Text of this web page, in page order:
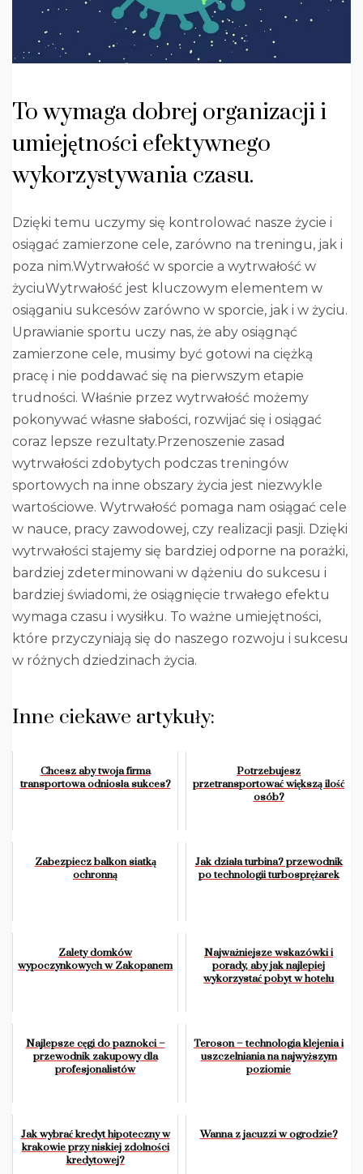
To wymaga dobrej organizacji i
umiejętności efektywnego
wykorzystywania czasu.
Dzięki temu uczymy się kontrolować nasze życie i
osiągać zamierzone cele, zarówno na treningu, jak i
poza nim.Wytrwałość w sporcie a wytrwałość w
życiuWytrwałość jest kluczowym elementem w
osiąganiu sukcesów zarówno w sporcie, jak i w życiu.
Uprawianie sportu uczy nas, że aby osiągnąć
zamierzone cele, musimy być gotowi na ciężką
pracę i nie poddawać się na pierwszym etapie
trudności. Właśnie przez wytrwałość możemy
pokonywać własne słabości, rozwijać się i osiągać
coraz lepsze rezultaty.Przenoszenie zasad
wytrwałości zdobytych podczas treningów
sportowych na inne obszary życia jest niezwykle
wartościowe. Wytrwałość pomaga nam osiągać cele
w nauce, pracy zawodowej, czy realizacji pasji. Dzięki
wytrwałości stajemy się bardziej odporne na porażki,
bardziej zdeterminowani w dążeniu do sukcesu i
bardziej świadomi, że osiągnięcie trwałego efektu
wymaga czasu i wysiłku. To ważne umiejętności,
które przyczyniają się do naszego rozwoju i sukcesu
w różnych dziedzinach życia.
Inne ciekawe artykuły:
Chcesz aby twoja firma
transportowa odniosła sukces?
Potrzebujesz
przetransportować większą ilość
osób?
Zabezpiecz balkon siatką
ochronną
Jak działa turbina? przewodnik
po technologii turbosprężarek
Zalety domków
wypoczynkowych w Zakopanem
Najważniejsze wskazówki i
porady, aby jak najlepiej
wykorzystać pobyt w hotelu
Najlepsze cęgi do paznokci –
przewodnik zakupowy dla
profesjonalistów
Teroson – technologia klejenia i
uszczelniania na najwyższym
poziomie
Jak wybrać kredyt hipoteczny w
krakowie przy niskiej zdolności
kredytowej?
Wanna z jacuzzi w ogrodzie?